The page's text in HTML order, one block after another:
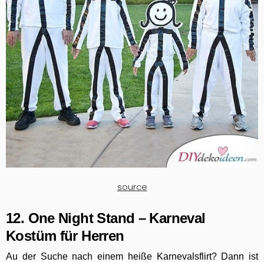
source
12. One Night Stand – Karneval
Kostüm für Herren
Au der Suche nach einem heiße Karnevalsflirt? Dann ist